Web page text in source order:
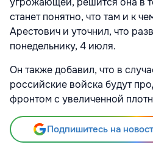
станет понятно, что там и к
Арестович и уточнил, что
понедельнику, 4 июля.
Он также добавил, что в
российские войска будут
фронтом с увеличенной
Подпишитесь на